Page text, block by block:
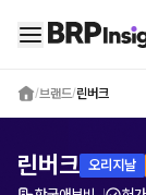
/브랜드/린버크
린버크 오리지날